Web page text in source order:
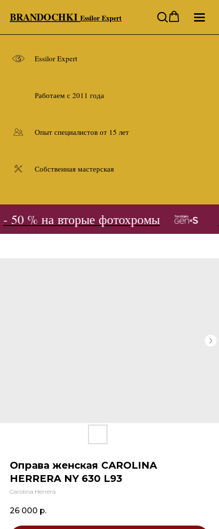
BRANDOCHKI Essilor Expert
Essilor Expert
Работаем с 2011 года
Опыт специалистов от 15 лет
Собственная мастерская
% на вторые фотохромы
Оправа женская CAROLINA
HERRERA NY 630 L93
Carolina Herrera
26 000 р.